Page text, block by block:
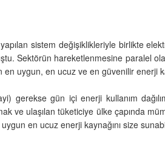
sistem değişiklikleriyle birlikte
Sektörün hareketlenmesine paralel
uygun, en ucuz ve en güvenilir enerji
gerekse gün içi enerji kullanım
ve ulaşılan tüketiciye ülke çapında
en ucuz enerji kaynağını size